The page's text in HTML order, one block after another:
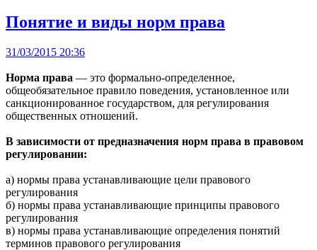
Понятие и виды норм права
31/03/2015 20:36
Норма права — это формально-определенное,
общеобязательное правило поведения, установленное или
санкционированное государством, для регулирования
общественных отношений.
В зависимости от предназначения норм права в правовом
регулировании:
а) нормы права устанавливающие цели правового
регулирования
б) нормы права устанавливающие принципы правового
регулирования
в) нормы права устанавливающие определения понятий
терминов правового регулирования